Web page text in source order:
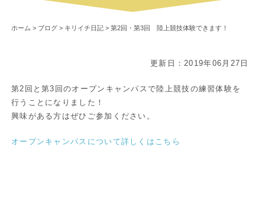
ホーム > ブログ> キリイチ日記> 第2回・第3回 陸上競技体験できます！
更新日：2019年06月27日
第2回と第3回のオープンキャンパスで陸上競技の練習体験を
行うことになりました！
興味がある方はぜひご参加ください。
オープンキャンパスについて詳しくはこちら